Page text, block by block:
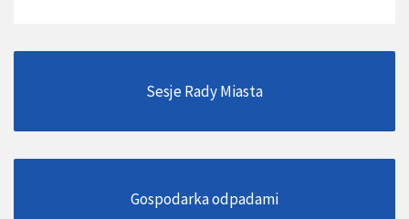
Sesje Rady Miasta
Gospodarka odpadami